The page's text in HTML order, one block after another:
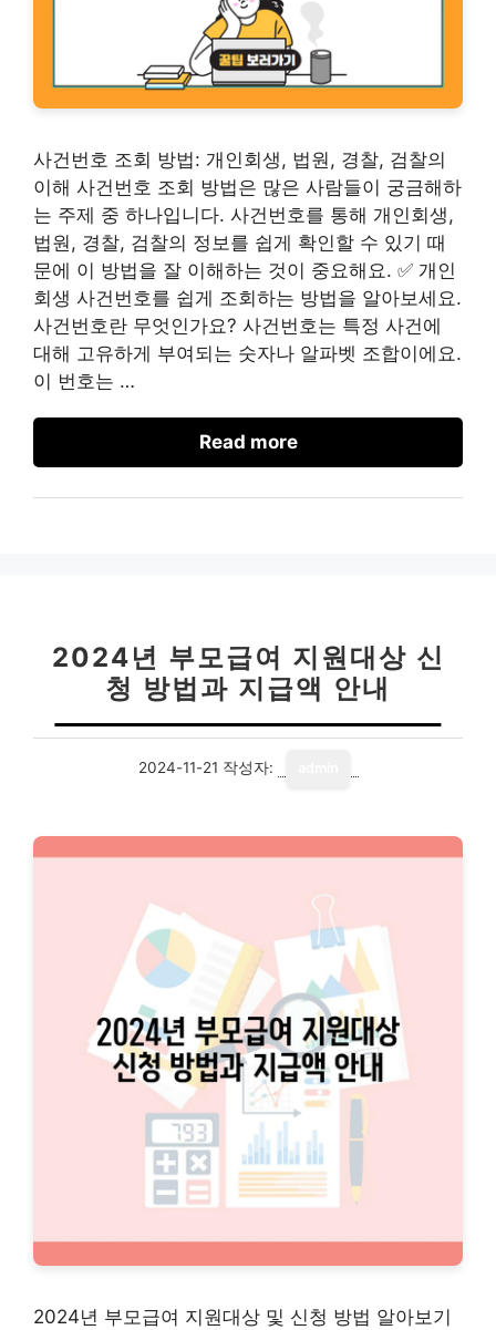
사건번호 조회 방법: 개인회생, 법원, 경찰, 검찰의
이해 사건번호 조회 방법은 많은 사람들이 궁금해하
는 주제 중 하나입니다. 사건번호를 통해 개인회생,
법원, 경찰, 검찰의 정보를 쉽게 확인할 수 있기 때
문에 이 방법을 잘 이해하는 것이 중요해요. ✅ 개인
회생 사건번호를 쉽게 조회하는 방법을 알아보세요.
사건번호란 무엇인가요? 사건번호는 특정 사건에
대해 고유하게 부여되는 숫자나 알파벳 조합이에요.
이 번호는 …
Read more
2024년 부모급여 지원대상 신
청 방법과 지급액 안내
2024-11-21 작성자:
2024년 부모급여 지원대상 및 신청 방법 알아보기